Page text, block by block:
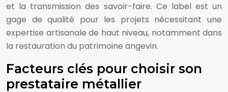
et la transmission des savoir-faire. Ce label est un
gage de qualité pour les projets nécessitant une
expertise artisanale de haut niveau, notamment dans
la restauration du patrimoine angevin.
Facteurs clés pour choisir son
prestataire métallier